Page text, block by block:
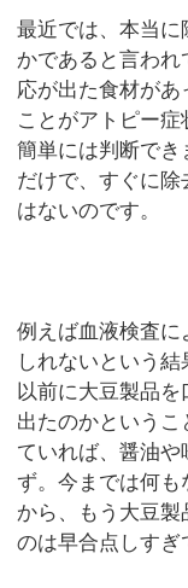
最近では、本当
かであると言われ
応が出た食材が
ことがアトピー症
簡単には判断で
だけで、すぐに
はないのです。
例えば血液検査に
しれないという
以前に大豆製品
出たのかという
ていれば、醤油
ず。今までは何も
から、もう大豆製
のは早合点しすぎ